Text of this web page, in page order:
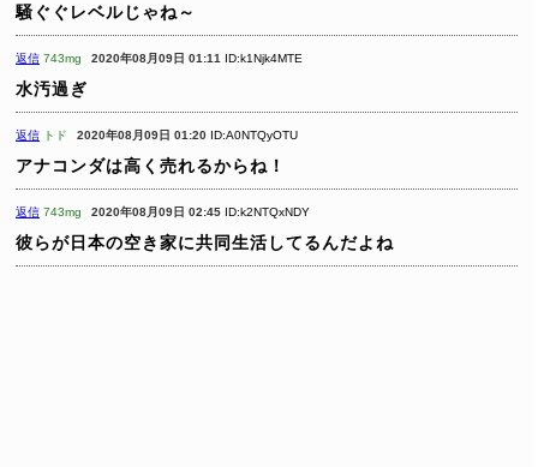
騒ぐぐレベルじゃね～
返信 743mg 2020年08月09日 01:11 ID:k1Njk4MTE
水汚過ぎ
返信 トド 2020年08月09日 01:20 ID:A0NTQyOTU
アナコンダは高く売れるからね！
返信 743mg 2020年08月09日 02:45 ID:k2NTQxNDY
彼らが日本の空き家に共同生活してるんだよね